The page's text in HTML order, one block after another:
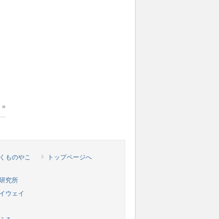
»
ものやこ
究所
ウェイ
トップページへ